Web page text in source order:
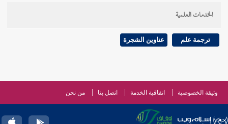
الخدمات العلمية
ترجمة علم عناوين الشجرة
وثيقة الخصوصية اتفاقية الخدمة اتصل بنا من نحن